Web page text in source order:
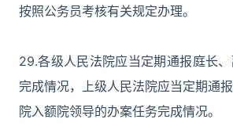
按照公务员考核有关规定办理。
29.各级人民法院应当定期通报庭长
完成情况，上级人民法院应当定期通
院入额院领导的办案任务完成情况。